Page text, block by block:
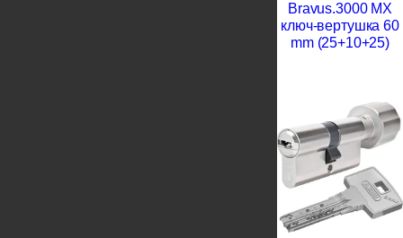
Bravus.3000 MX
ключ-вертушка 60
mm (25+10+25)